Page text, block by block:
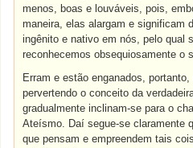
menos, boas e louváveis, pois,
maneira, elas alargam e significam
ingênito e nativo em nós, pelo qual
reconhecemos obsequiosamente o
Erram e estão enganados,
pervertendo o conceito da
gradualmente inclinam-se para o
Ateísmo. Daí segue-se claramente
que pensam e empreendem tais